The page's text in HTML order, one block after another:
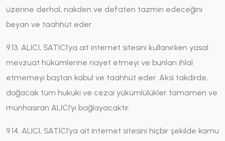
üzerine derhal, nakden ve defaten tazmin edeceğini
beyan ve taahhüt eder.
9.13. ALICI, SATICI’ya ait internet sitesini kullanırken yasal
mevzuat hükümlerine riayet etmeyi ve bunları ihlal
etmemeyi baştan kabul ve taahhüt eder. Aksi takdirde,
doğacak tüm hukuki ve cezai yükümlülükler tamamen ve
münhasıran ALICI’yı bağlayacaktır.
9.14. ALICI, SATICI’ya ait internet sitesini hiçbir şekilde kamu